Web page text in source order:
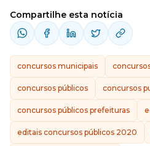
Compartilhe esta notícia
concursos municipais
concursos públicos concursos
concursos públicos prefeituras
editais concursos públicos 2020